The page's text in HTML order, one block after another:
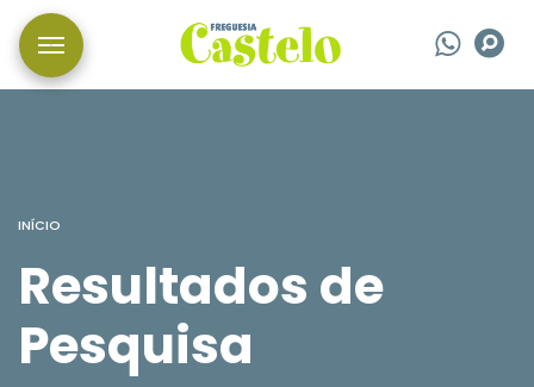
INÍCIO
Resultados de
Pesquisa